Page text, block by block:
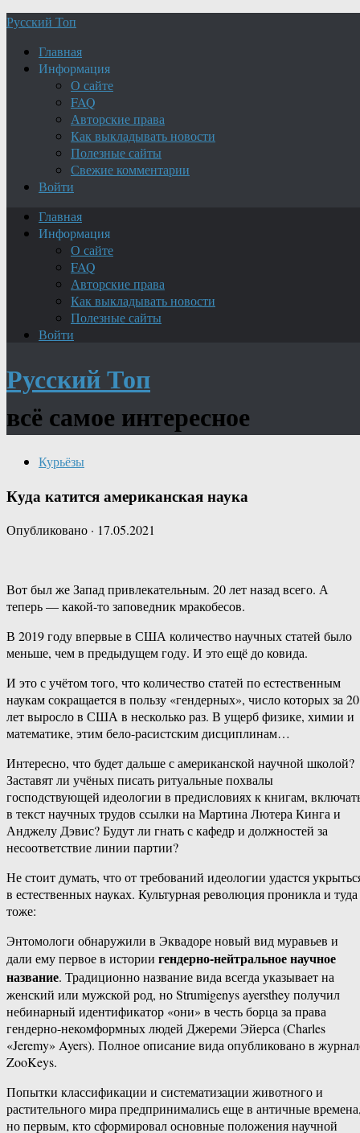
Русский Топ
Главная
Информация
О сайте
FAQ
Авторские права
Как выкладывать новости
Полезные сайты
Свежие комментарии
Войти
Главная
Информация
О сайте
FAQ
Авторские права
Как выкладывать новости
Полезные сайты
Войти
Русский Топ
всё самое интересное
Курьёзы
Куда катится американская наука
Опубликовано · 17.05.2021
Вот был же Запад привлекательным. 20 лет назад всего. А
теперь — какой-то заповедник мракобесов.
В 2019 году впервые в США количество научных статей было
меньше, чем в предыдущем году. И это ещё до ковида.
И это с учётом того, что количество статей по естественным
наукам сокращается в пользу «гендерных», число которых за 20
лет выросло в США в несколько раз. В ущерб физике, химии и
математике, этим бело-расистским дисциплинам…
Интересно, что будет дальше с американской научной школой?
Заставят ли учёных писать ритуальные похвалы
господствующей идеологии в предисловиях к книгам,
в текст научных трудов ссылки на Мартина Лютера Кинга и
Анджелу Дэвис? Будут ли гнать с кафедр и должностей за
несоответствие линии партии?
Не стоит думать, что от требований идеологии удастся
в естественных науках. Культурная революция проникла и туда
тоже:
Энтомологи обнаружили в Эквадоре новый вид муравьев и
дали ему первое в истории гендерно-нейтральное научное
название. Традиционно название вида всегда указывает на
женский или мужской род, но Strumigenys ayersthey получил
небинарный идентификатор «они» в честь борца за права
гендерно-некомформных людей Джереми Эйерса (Charles
«Jeremy» Ayers). Полное описание вида опубликовано в
ZooKeys.
Попытки классификации и систематизации животного и
растительного мира предпринимались еще в античные
но первым, кто сформировал основные положения научной